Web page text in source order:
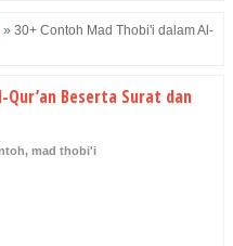
» 30+ Contoh Mad Thobi'i dalam Al-
Beserta Surat dan
, mad thobi'i